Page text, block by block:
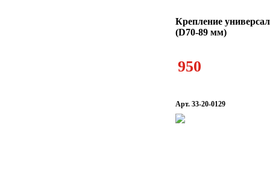
Крепление
(D70-89 мм)
950
Арт. 33-20-0129